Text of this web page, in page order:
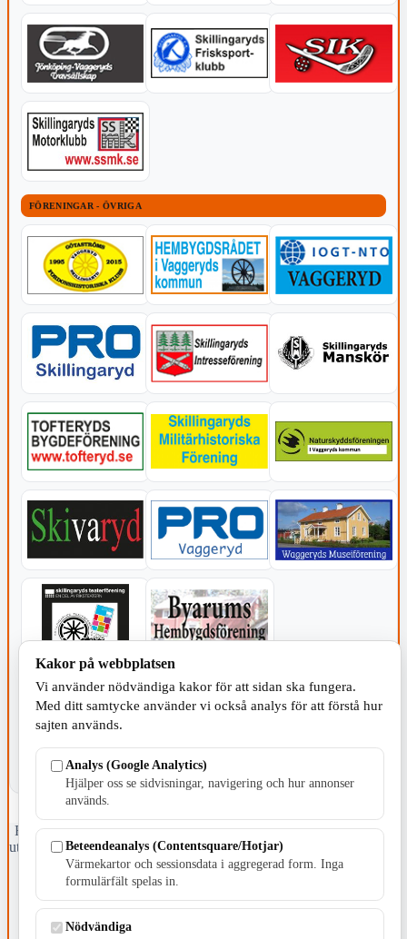
FÖRENINGAR - ÖVRIGA
KOMMUNEN
Fristående webbtidningsföretag grundat 1991 som sedan 2002 ger
ut tidningen Skillingaryd.nu och 2010 lanserades Värnamo.nu. Från
april 2026 omfattar Skillingaryd.nu tre kommuner: Gnosjö,
Värnamo och Vaggeryds kommun.
Kontakta oss
E-post: redaktionen@skillingaryd.nu
Kakor på webbplatsen
Vi använder nödvändiga kakor för att sidan ska fungera.
Med ditt samtycke använder vi också analys för att förstå hur
sajten används.
Analys (Google Analytics)
Hjälper oss se sidvisningar, navigering och hur annonser
används.
Beteendeanalys (Contentsquare/Hotjar)
Värmekartor och sessionsdata i aggregerad form. Inga
formulärfält spelas in.
Nödvändiga